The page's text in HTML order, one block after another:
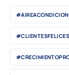
#CLIENTESFELICES